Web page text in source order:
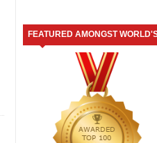
FEATURED AMONGST